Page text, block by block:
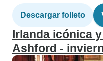
Descargar folleto
Irlanda icónica
Ashford -